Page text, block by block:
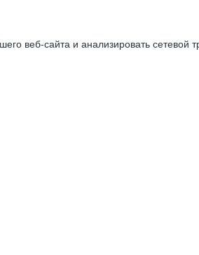
веб-сайта и анализировать сетевой